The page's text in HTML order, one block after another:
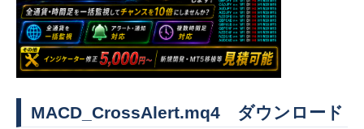
MACD_CrossAlert.mq4 ダウンロード